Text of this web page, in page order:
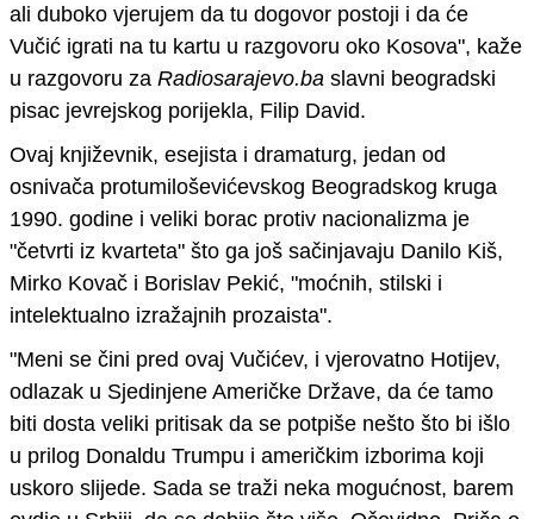
ali duboko vjerujem da tu dogovor postoji i da će
Vučić igrati na tu kartu u razgovoru oko Kosova", kaže
u razgovoru za Radiosarajevo.ba slavni beogradski
pisac jevrejskog porijekla, Filip David.
Ovaj književnik, esejista i dramaturg, jedan od
osnivača protumiloševićevskog Beogradskog kruga
1990. godine i veliki borac protiv nacionalizma je
"četvrti iz kvarteta" što ga još sačinjavaju Danilo Kiš,
Mirko Kovač i Borislav Pekić, "moćnih, stilski i
intelektualno izražajnih prozaista".
"Meni se čini pred ovaj Vučićev, i vjerovatno Hotijev,
odlazak u Sjedinjene Američke Države, da će tamo
biti dosta veliki pritisak da se potpiše nešto što bi išlo
u prilog Donaldu Trumpu i američkim izborima koji
uskoro slijede. Sada se traži neka mogućnost, barem